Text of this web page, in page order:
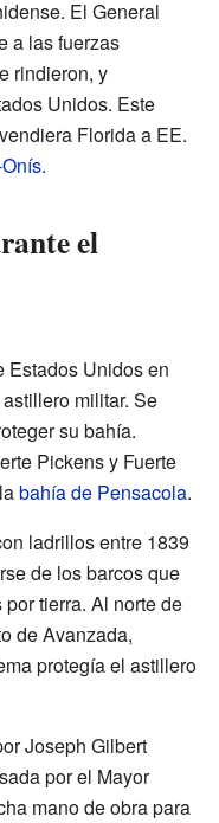
El General
a las fuerzas
rindieron, y
Unidos. Este
Florida a EE.
.
el
Estados Unidos en
militar. Se
su bahía.
Pickens y Fuerte
bahía de Pensacola.
ladrillos entre 1839
de los barcos que
tierra. Al norte de
de Avanzada,
protegía el astillero
Joseph Gilbert
por el Mayor
mano de obra para